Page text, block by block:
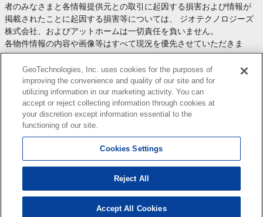
者のみなさまと各情報提供元との取引に起因する損害および情報が
掲載されたことに起因する損害等については、 ジオテクノロジーズ
株式会社、およびアットホームは一切責任を負いません。
各物件情報の内容や画像等はすべて現況を優先させていただきま
す。
お取引等（お取引の準備、資金調達等を含みます）の際には、内容
や契約条件等について、 各情報提供元より十分な説明を受け、ご自
身でご確認の上、判断してください。
このコーナーへの物件情報のご掲載、その他不動産業務ソリューシ
ョン等についての不動産会社様のお問合せはこちら
します。
Copyright(c) At Home Co.,Ltd. このサイトに掲載している情報の無断転載を禁止します。著作権
はアットホーム（株）またはその情報提供者に帰属します。
本ページはプロモーションが含まれています。
検索結果を見る
GeoTechnologies, Inc. uses cookies for the purposes of
improving the convenience and quality of our site and for
utilizing information in our marketing activity. You can
accept or reject collecting information through cookies at
your discretion except information essential to the
functioning of our site.
Cookies Settings
Reject All
Accept All Cookies